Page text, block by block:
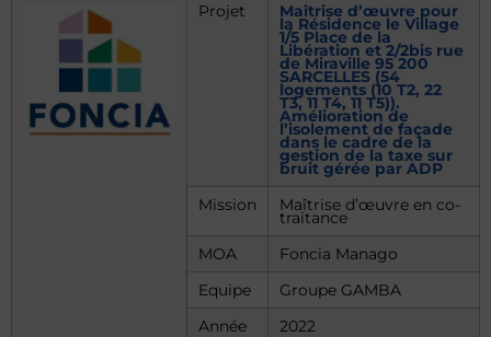
Projet Maîtrise d’œuvre pour
la Résidence le Village
1/5 Place de la
Libération et 2/2bis rue
de Miraville 95 200
SARCELLES (54
logements (10 T2, 22
T3, 11 T4, 11 T5)).
Amélioration de
l’isolement de façade
dans le cadre de la
gestion de la taxe sur
bruit gérée par ADP
Mission
Maîtrise d’œuvre en co-
traitance
MOA
Foncia Manago
Equipe
Groupe GAMBA
Année
2022